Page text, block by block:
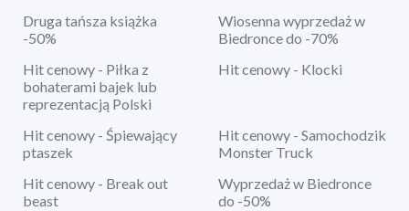
Druga tańsza książka
-50%
Wiosenna wyprzedaż w
Biedronce do -70%
Hit cenowy - Piłka z
bohaterami bajek lub
reprezentacją Polski
Hit cenowy - Klocki
Hit cenowy - Śpiewający
ptaszek
Hit cenowy - Samochodzik
Monster Truck
Hit cenowy - Break out
beast
Wyprzedaż w Biedronce
do -50%